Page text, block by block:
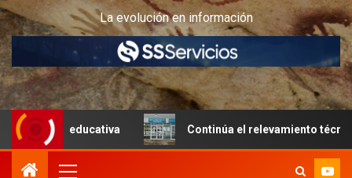
La evolución en información
educativa Continúa el relevamiento técnico en